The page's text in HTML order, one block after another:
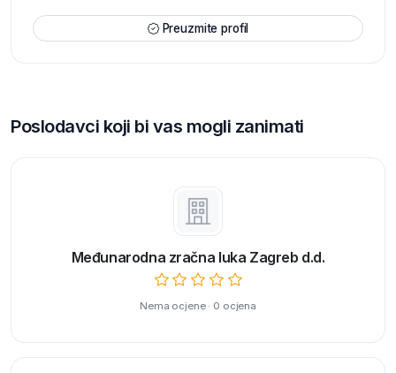
Preuzmite profil
Poslodavci koji bi vas mogli zanimati
Međunarodna zračna luka Zagreb d.d.
Nema ocjene · 0 ocjena